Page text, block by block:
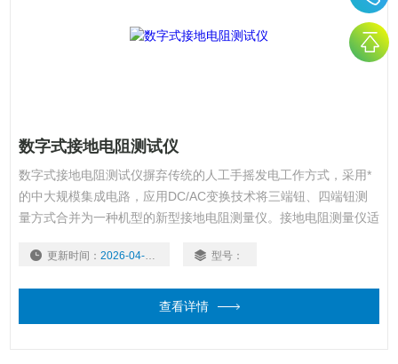
数字式接地电阻测试仪
数字式接地电阻测试仪摒弃传统的人工手摇发电工作方式，采用*
的中大规模集成电路，应用DC/AC变换技术将三端钮、四端钮测
量方式合并为一种机型的新型接地电阻测量仪。接地电阻测量仪适
阻以及测量低电阻的导体电阻值；本表还可测量土壤电阻率及地电
更新时间： 2026-04-09 型号：
查看详情